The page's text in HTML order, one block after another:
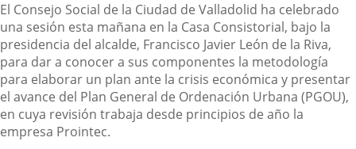
El Consejo Social de la Ciudad de Valladolid ha celebrado
una sesión esta mañana en la Casa Consistorial, bajo la
presidencia del alcalde, Francisco Javier León de la Riva,
para dar a conocer a sus componentes la metodología
para elaborar un plan ante la crisis económica y presentar
el avance del Plan General de Ordenación Urbana (PGOU),
en cuya revisión trabaja desde principios de año la
empresa Prointec.